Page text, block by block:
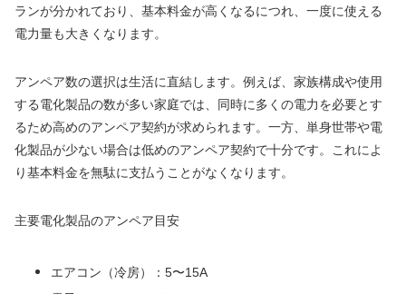
ランが分かれており、基本料金が高くなるにつれ、一度に使える
電力量も大きくなります。
アンペア数の選択は生活に直結します。例えば、家族構成や使用
する電化製品の数が多い家庭では、同時に多くの電力を必要とす
るため高めのアンペア契約が求められます。一方、単身世帯や電
化製品が少ない場合は低めのアンペア契約で十分です。これによ
り基本料金を無駄に支払うことがなくなります。
主要電化製品のアンペア目安
エアコン（冷房）：5〜15A